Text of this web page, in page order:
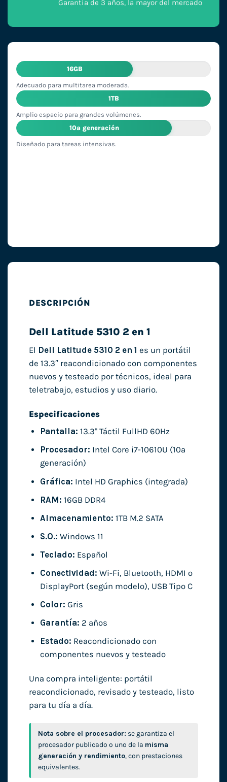
Garantía de 3 años, la mayor del mercado
16GB
Adecuado para multitarea moderada.
1TB
Amplio espacio para grandes volúmenes.
10ª generación
Diseñado para tareas intensivas.
DESCRIPCIÓN
Dell Latitude 5310 2 en 1
El Dell Latitude 5310 2 en 1 es un portátil
de 13.3″ reacondicionado con componentes
nuevos y testeado por técnicos, ideal para
teletrabajo, estudios y uso diario.
Especificaciones
Pantalla: 13.3" Táctil FullHD 60Hz
Procesador: Intel Core i7-10610U (10ª
generación)
Gráfica: Intel HD Graphics (integrada)
RAM: 16GB DDR4
Almacenamiento: 1TB M.2 SATA
S.O.: Windows 11
Teclado: Español
Conectividad: Wi-Fi, Bluetooth, HDMI o
DisplayPort (según modelo), USB Tipo C
Color: Gris
Garantía: 2 años
Estado: Reacondicionado con
componentes nuevos y testeado
Una compra inteligente: portátil
reacondicionado, revisado y testeado, listo
para tu día a día.
Nota sobre el procesador: se garantiza el
procesador publicado o uno de la misma
generación y rendimiento, con prestaciones
equivalentes.